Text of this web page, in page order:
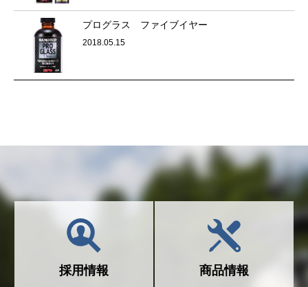
プログラス ファイブイヤー
2018.05.15
採用情報 商品情報